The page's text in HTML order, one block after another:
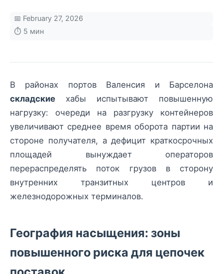
📅 February 27, 2026
⏱️ 5 мин
В районах портов Валенсия и Барселона
складские хабы испытывают повышенную
нагрузку: очереди на разгрузку контейнеров
увеличивают среднее время оборота партии на
стороне получателя, а дефицит краткосрочных
площадей вынуждает операторов
перераспределять поток грузов в сторону
внутренних транзитных центров и
железнодорожных терминалов.
География насыщения: зоны
повышенного риска для цепочек